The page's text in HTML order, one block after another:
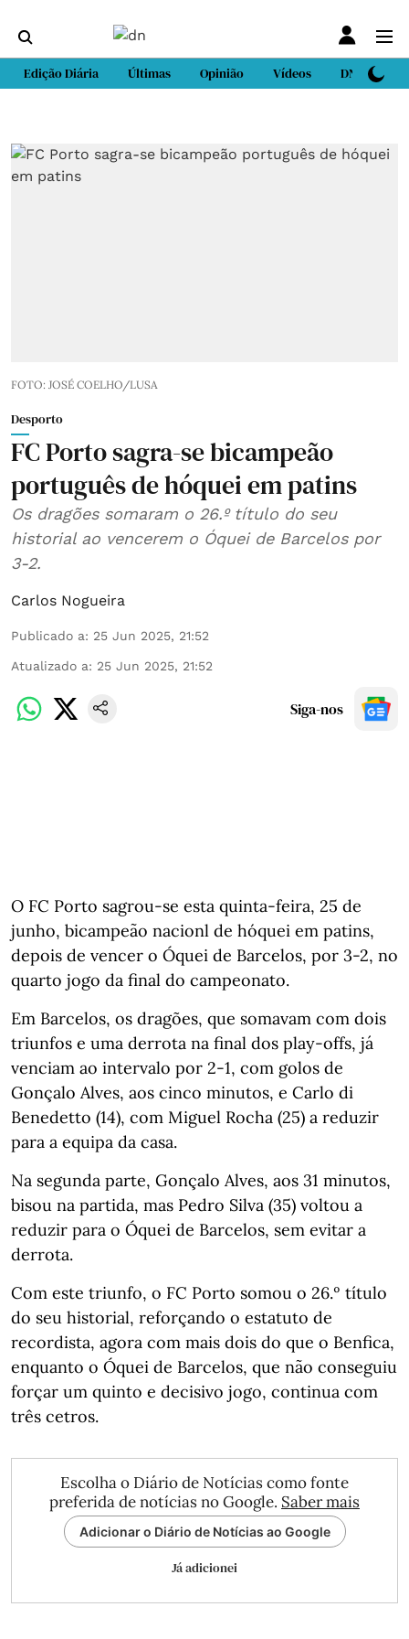
Edição Diária Últimas Opinião Vídeos DN Sport
FOTO: JOSÉ COELHO/LUSA
Desporto
FC Porto sagra-se bicampeão
português de hóquei em patins
Os dragões somaram o 26.º título do seu
historial ao vencerem o Óquei de Barcelos por
3-2.
Carlos Nogueira
Publicado a: 25 Jun 2025, 21:52
Atualizado a: 25 Jun 2025, 21:52
Siga-nos
O FC Porto sagrou-se esta quinta-feira, 25 de
junho, bicampeão nacionl de hóquei em patins,
depois de vencer o Óquei de Barcelos, por 3-2, no
quarto jogo da final do campeonato.
Em Barcelos, os dragões, que somavam com dois
triunfos e uma derrota na final dos play-offs, já
venciam ao intervalo por 2-1, com golos de
Gonçalo Alves, aos cinco minutos, e Carlo di
Benedetto (14), com Miguel Rocha (25) a reduzir
para a equipa da casa.
Na segunda parte, Gonçalo Alves, aos 31 minutos,
bisou na partida, mas Pedro Silva (35) voltou a
reduzir para o Óquei de Barcelos, sem evitar a
derrota.
Com este triunfo, o FC Porto somou o 26.º título
do seu historial, reforçando o estatuto de
recordista, agora com mais dois do que o Benfica,
enquanto o Óquei de Barcelos, que não conseguiu
forçar um quinto e decisivo jogo, continua com
três cetros.
Escolha o Diário de Notícias como fonte
preferida de notícias no Google. Saber mais
Adicionar o Diário de Notícias ao Google
Já adicionei